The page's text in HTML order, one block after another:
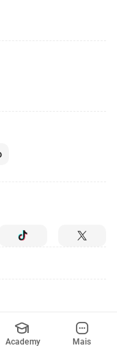
Academy Mais
do Brasil